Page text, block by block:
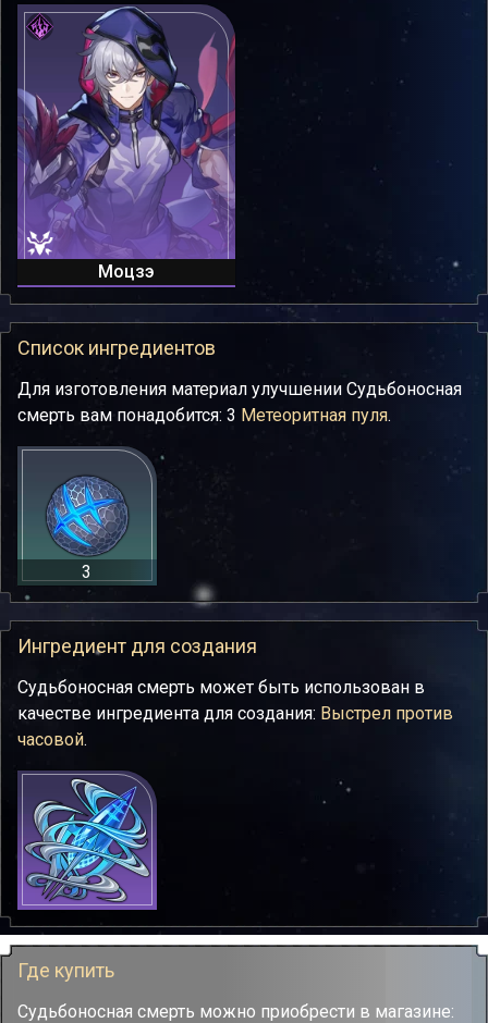
Моцзэ
Список ингредиентов
Для изготовления материал улучшении Судьбоносная
смерть вам понадобится: 3 Метеоритная пуля.
3
Ингредиент для создания
Судьбоносная смерть может быть использован в
качестве ингредиента для создания: Выстрел против
часовой.
Где купить
Судьбоносная смерть можно приобрести в магазине: